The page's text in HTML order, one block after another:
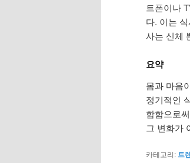
트폰이나
다. 이는
사는 신체
요약
몸과 마음
정기적인
합함으로
그 변화가
카테고리:트